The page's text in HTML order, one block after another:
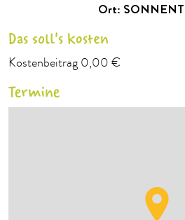
Ort:
Das soll's kosten
Kostenbeitrag 0,00 €
Termine